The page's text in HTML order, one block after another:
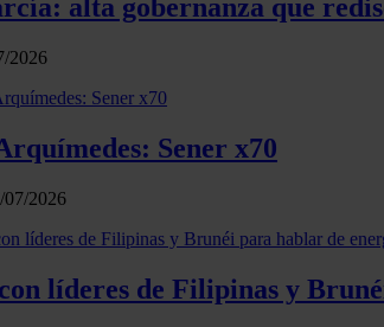
alta gobernanza que
2026
Sener x70
07/2026
líderes de Filipinas y